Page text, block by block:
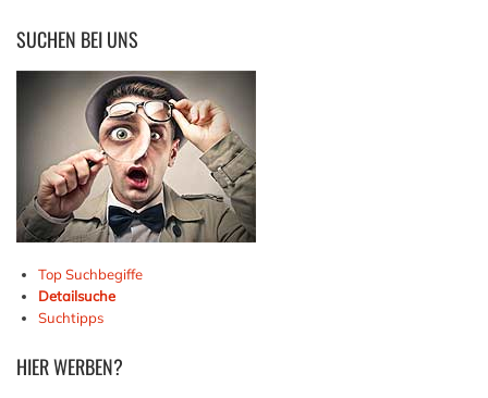
SUCHEN BEI UNS
Top Suchbegiffe
Detailsuche
Suchtipps
HIERWERBEN?